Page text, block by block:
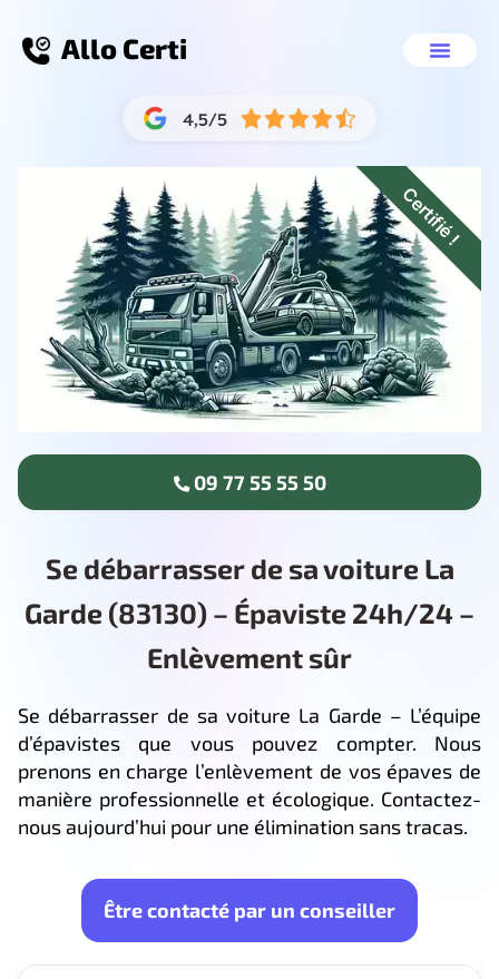
Allo Certi
Se débarrasser de sa voiture La
Garde (83130) – Épaviste 24h/24 –
Enlèvement sûr
Se débarrasser de sa voiture La Garde – L’équipe
d’épavistes que vous pouvez compter. Nous
prenons en charge l’enlèvement de vos épaves de
manière professionnelle et écologique. Contactez-
nous aujourd’hui pour une élimination sans tracas.
Être contacté par un conseiller
Certifié !
09 77 55 55 50